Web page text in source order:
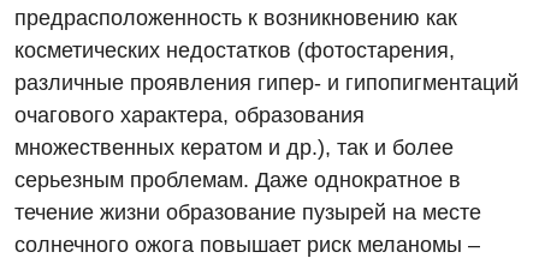
Пульмонология
Ревматология
Терапия
Урология
Физиотерапия
предрасположенность к возникновению как
косметических недостатков (фотостарения,
различные проявления гипер- и гипопигментаций
очагового характера, образования
множественных кератом и др.), так и более
серьезным проблемам. Даже однократное в
течение жизни образование пузырей на месте
солнечного ожога повышает риск меланомы –